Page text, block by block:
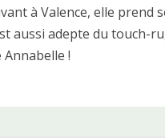
à Valence, elle prend
aussi adepte du touch-
!